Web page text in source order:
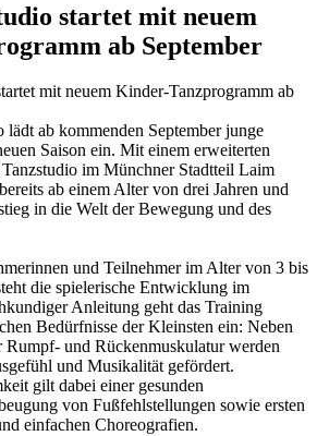
startet mit neuem
ab September
lädt ab kommenden September junge
Saison ein. Mit einem erweiterten
im Münchner Stadtteil Laim
ab einem Alter von drei Jahren und
in die Welt der Bewegung und des
und Teilnehmer im Alter von 3 bis
die spielerische Entwicklung im
Anleitung geht das Training
Bedürfnisse der Kleinsten ein: Neben
Rumpf- und Rückenmuskulatur werden
und Musikalität gefördert.
gilt dabei einer gesunden
von Fußfehlstellungen sowie ersten
einfachen Choreografien.